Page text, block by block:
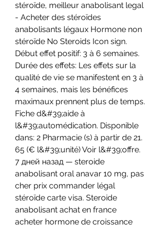
stéroïde, meilleur anabolisant legal
- Acheter des stéroïdes
anabolisants légaux Hormone non
stéroïde No Steroids Icon sign.
Début effet positif: 3 à 6 semaines.
Durée des effets: Les effets sur la
qualité de vie se manifestent en 3 à
4 semaines, mais les bénéfices
maximaux prennent plus de temps.
Fiche d&#39;aide à
l&#39;automédication. Disponible
dans: 2 Pharmacie (s) à partir de 21.
65 (€ l&#39;unité) Voir l&#39;offre.
7 дней назад — steroide
anabolisant oral anavar 10 mg, pas
cher prix commander légal
stéroïde carte visa. Steroide
anabolisant achat en france
acheter hormone de croissance